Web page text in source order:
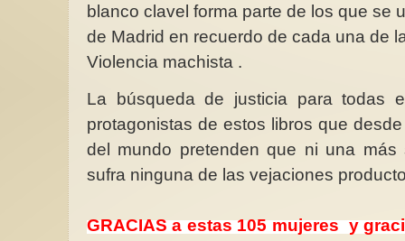
blanco clavel forma parte de los que se
de Madrid en recuerdo de cada una de
Violencia machista .
La búsqueda de justicia para todas
protagonistas de estos libros que
del mundo pretenden que ni una
sufra ninguna de las vejaciones
GRACIAS a estas 105 mujeres y
Un punto de
La CSW70,
de este año, puso
una creciente